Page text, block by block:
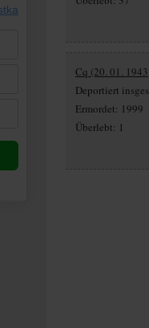
Cq (20. 01.
Deportiert
Ermordet: 1999
Überlebt: 1